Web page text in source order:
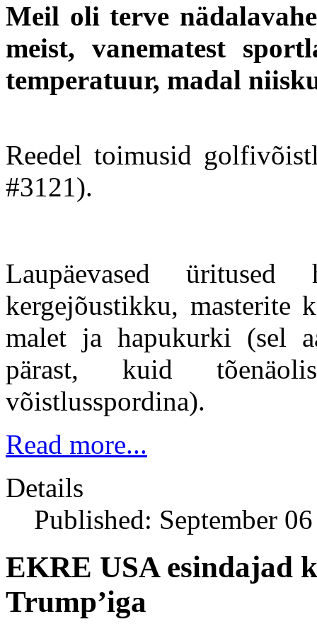
Meil oli terve
meist, vanematest
temperatuur, madal
Reedel toimusid
#3121).
Laupäevased
kergejõustikku, masterite
malet ja hapukurki (sel
pärast, kuid
võistlusspordina).
Read more...
Details
Published: September
EKRE USA esindajad
Trump’iga